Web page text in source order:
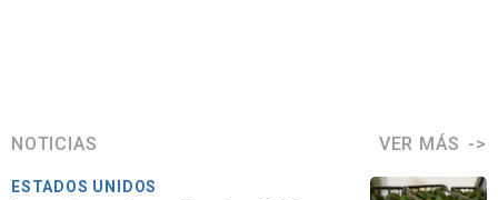
NOTICIAS VER MÁS
ESTADOS UNIDOS